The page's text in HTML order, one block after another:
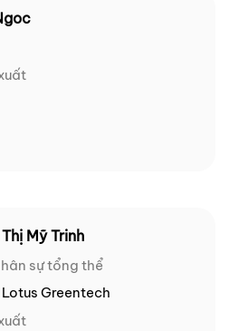
Mỹ Trinh
sự tổng thể
Greentech